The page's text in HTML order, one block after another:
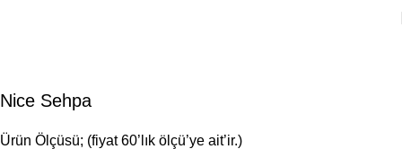
Nice Sehpa
Ürün Ölçüsü; (fiyat 60’lık ölçü’ye ait’ir.)